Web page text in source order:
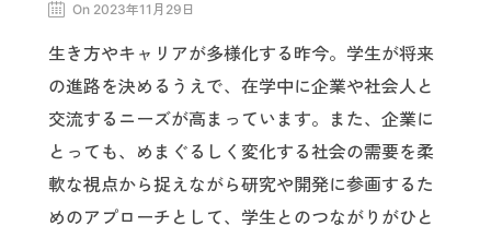
On 2023年11月29日
生き方やキャリアが多様化する昨今。学生が将来
の進路を決めるうえで、在学中に企業や社会人と
交流するニーズが高まっています。また、企業に
とっても、めまぐるしく変化する社会の需要を柔
軟な視点から捉えながら研究や開発に参画するた
めのアプローチとして、学生とのつながりがひと